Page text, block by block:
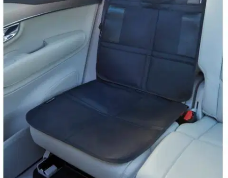
Tuotekuvaus
Maxi-Cosi kurasuoja on suunniteltu suojaamaan turvaistuinta tai
penkinsuojaa likaantumiselta ja kulumiselta. Tämä käytännöllinen
lisävaruste on erinomainen valinta vanhemmille, jotka haluavat pitää
lapsensa matkustamisen aikana mukavasti ja siistinä. Kurasuoja on
helppo asentaa ja poistaa, joten se tarjoaa vaivattoman ratkaisun
päivittäisiin tarpeisiin. ominaisuudet:
helppo puhdistaa
nopeasti asennettava
suojaa istuimen pintaa likaantumiselta
yhteensopiva useimpien turvaistuinten kanssa